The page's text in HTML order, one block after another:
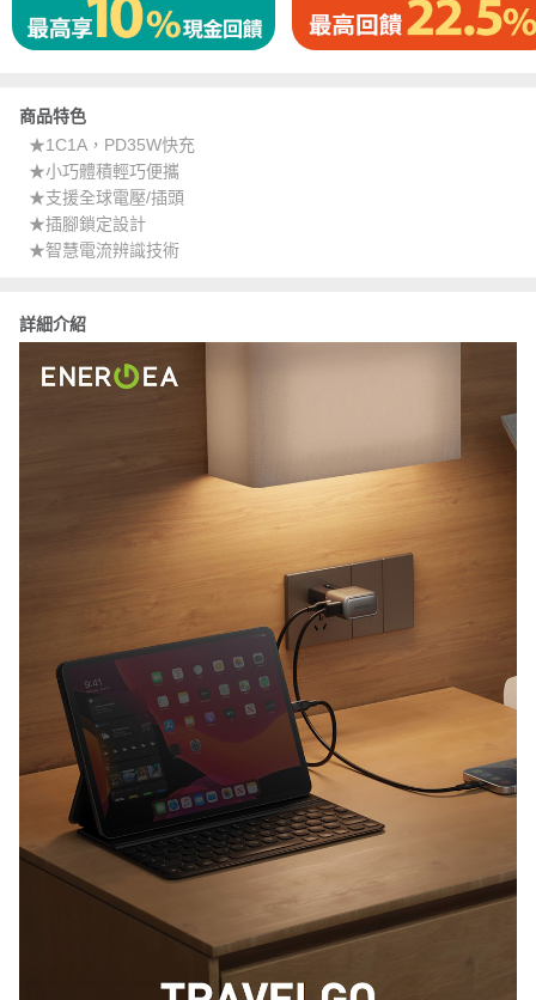
商品特色
★1C1A，PD35W快充
★小巧體積輕巧便攜
★支援全球電壓/插頭
★插腳鎖定設計
★智慧電流辨識技術
詳細介紹